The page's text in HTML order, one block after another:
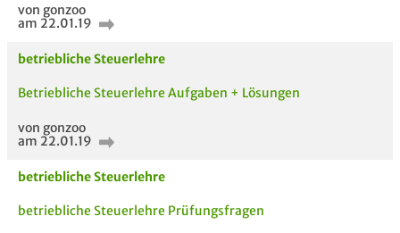
Passende Stellenanzeigen
von gonzoo
am 22.01.19
betriebliche Steuerlehre
Betriebliche Steuerlehre Aufgaben + Lösungen
von gonzoo
am 22.01.19
betriebliche Steuerlehre
betriebliche Steuerlehre Prüfungsfragen